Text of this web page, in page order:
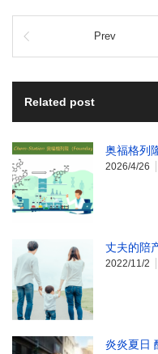
Prev
Related post
奥福格列
2026/4/26
丈夫的陪
2022/11/2
炎炎夏日